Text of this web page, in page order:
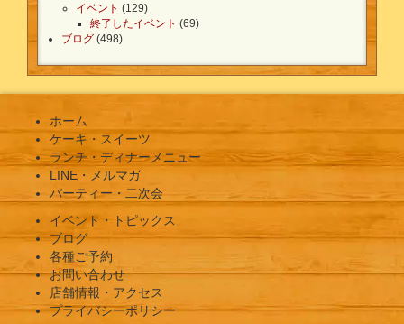
イベント (129)
終了したイベント (69)
ブログ (498)
ホーム
ケーキ・スイーツ
ランチ・ディナーメニュー
LINE・メルマガ
パーティー・二次会
イベント・トピックス
ブログ
各種ご予約
お問い合わせ
店舗情報・アクセス
プライバシーポリシー